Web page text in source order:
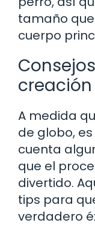
tamaño
cuerpo
A medida
de globo,
cuenta
que el
divertido.
tips para
verdadero